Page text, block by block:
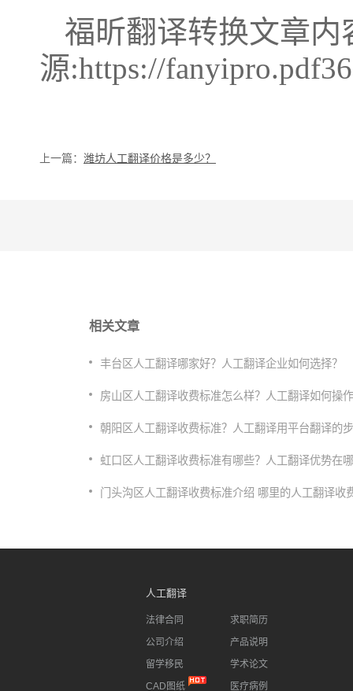
福昕翻译转换文章内
源:https://
上一篇： 潍坊人工翻译价格是多少？
相关文章
丰台区人工翻译哪家好？人工翻译企业如何选择？
房山区人工翻译收费标准怎么样？人工翻译如何操
朝阳区人工翻译收费标准？人工翻译用平台翻译的
虹口区人工翻译收费标准有哪些？人工翻译优势在
门头沟区人工翻译收费标准介绍 哪里的人工翻译收
人工翻译
法律合同
公司介绍
留学移民
CAD图纸
求职简历
产品说明
学术论文
医疗病例